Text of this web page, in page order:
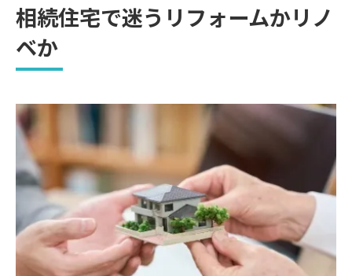
代表的な工事内容と効果のまとめ
築古住宅のリフォームで注意すべき点
リノベーションが選択肢になる理由とは
リノベーションが必要とされる場面とは
築年数が古い家にリノベーションが有効な
理由
リフォームでは難しい間取り変更のメリッ
ト
相続住宅で迷うリフォームかリノ
ベか